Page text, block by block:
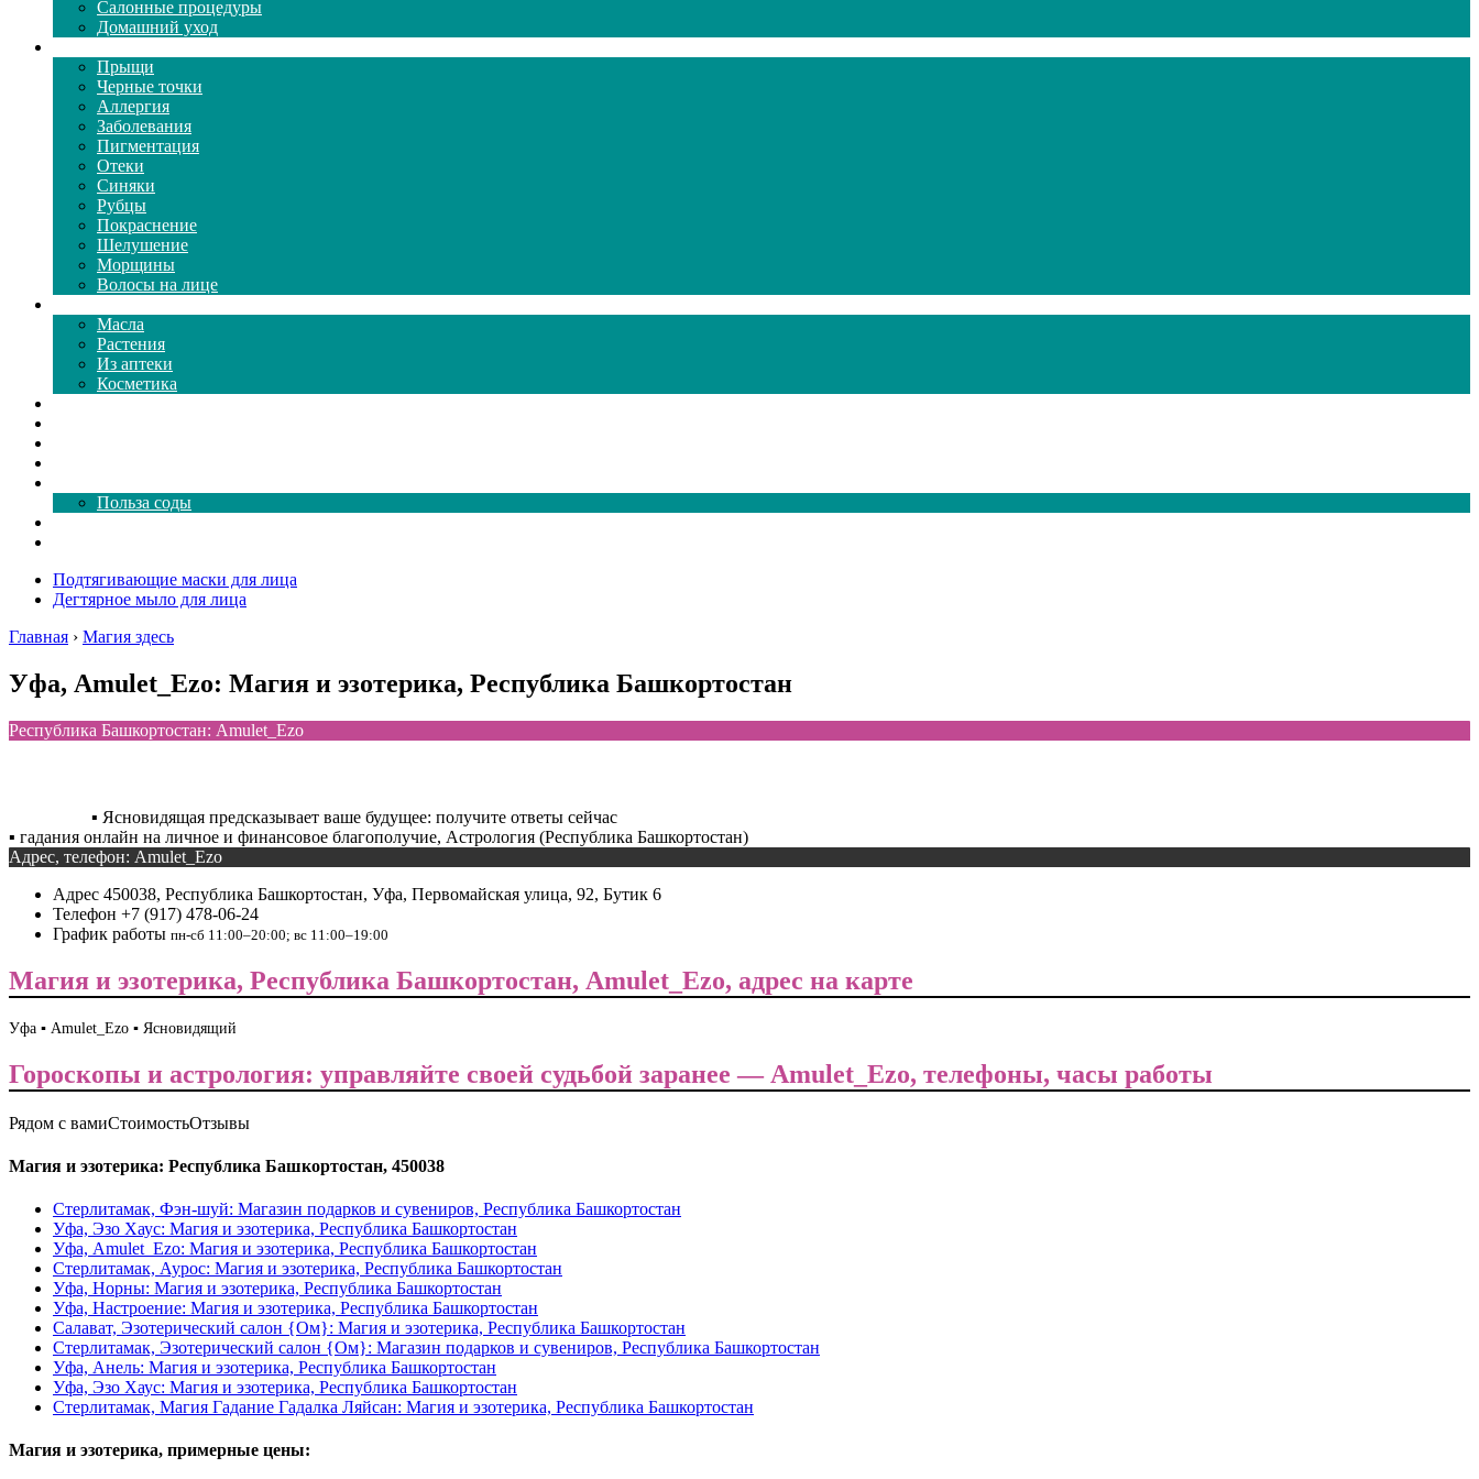
Салонные процедуры
Домашний уход
Прыщи
Черные точки
Аллергия
Заболевания
Пигментация
Отеки
Синяки
Рубцы
Покраснение
Шелушение
Морщины
Волосы на лице
Масла
Растения
Из аптеки
Косметика
Польза соды
Подтягивающие маски для лица
Дегтярное мыло для лица
Главная › Магия здесь
Уфа, Amulet_Ezo: Магия и эзотерика, Республика Башкортостан
Республика Башкортостан: Amulet_Ezo
▪️ Ясновидящая предсказывает ваше будущее: получите ответы сейчас
▪️ гадания онлайн на личное и финансовое благополучие, Астрология (Республика Башкортостан)
Адрес, телефон: Amulet_Ezo
Адрес 450038, Республика Башкортостан, Уфа, Первомайская улица, 92, Бутик 6
Телефон +7 (917) 478-06-24
График работы пн-сб 11:00–20:00; вс 11:00–19:00
Магия и эзотерика, Республика Башкортостан, Amulet_Ezo, адрес на карте
Уфа ▪️ Amulet_Ezo ▪️ Ясновидящий
Гороскопы и астрология: управляйте своей судьбой заранее — Amulet_Ezo, телефоны, часы работы
Рядом с вамиСтоимостьОтзывы
Магия и эзотерика: Республика Башкортостан, 450038
Стерлитамак, Фэн-шуй: Магазин подарков и сувениров, Республика Башкортостан
Уфа, Эзо Хаус: Магия и эзотерика, Республика Башкортостан
Уфа, Amulet_Ezo: Магия и эзотерика, Республика Башкортостан
Стерлитамак, Аурос: Магия и эзотерика, Республика Башкортостан
Уфа, Норны: Магия и эзотерика, Республика Башкортостан
Уфа, Настроение: Магия и эзотерика, Республика Башкортостан
Салават, Эзотерический салон {Ом}: Магия и эзотерика, Республика Башкортостан
Стерлитамак, Эзотерический салон {Ом}: Магазин подарков и сувениров, Республика Башкортостан
Уфа, Анель: Магия и эзотерика, Республика Башкортостан
Уфа, Эзо Хаус: Магия и эзотерика, Республика Башкортостан
Стерлитамак, Магия Гадание Гадалка Ляйсан: Магия и эзотерика, Республика Башкортостан
Магия и эзотерика, примерные цены: